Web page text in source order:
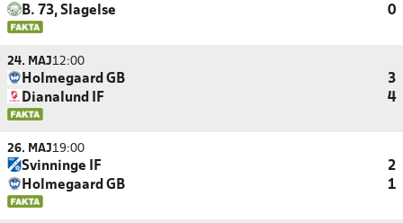
B. 73, Slagelse
0
24. MAJ12:00
Holmegaard GB
3
Dianalund IF
4
26. MAJ19:00
Svinninge IF
2
Holmegaard GB
1